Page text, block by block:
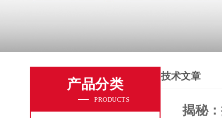
产品分类
PRODUCTS
技术文章
揭秘